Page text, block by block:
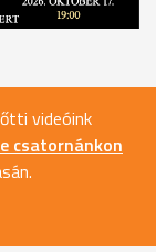
videóink
csatornánkon